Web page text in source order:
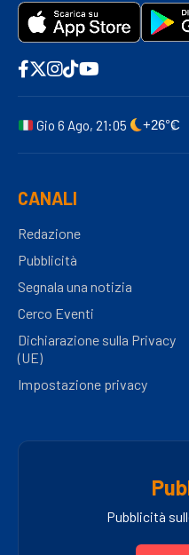
Gio 6 Ago, 21:05 +26°C
CANALI
Redazione
Pubblicità
Segnala una notizia
Cerco Eventi
Dichiarazione sulla Privacy
(UE)
Impostazione privacy
Pubblicità